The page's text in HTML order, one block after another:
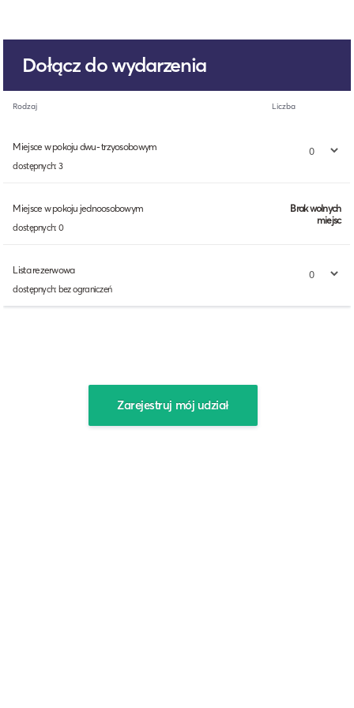
Dołącz do wydarzenia
Rodzaj Liczba
Miejsce w pokoju dwu- trzyosobowym
dostępnych: 3
Miejsce w pokoju jednoosobowym
dostępnych: 0
Brak wolnych
miejsc
Lista rezerwowa
dostępnych: bez ograniczeń